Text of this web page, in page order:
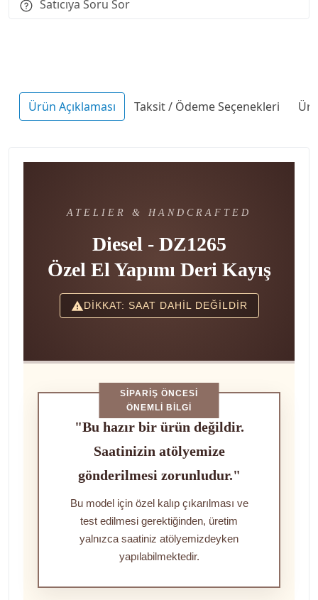
Satıcıya Soru Sor
Ürün Açıklaması Taksit / Ödeme Seçenekleri
ATELIER & HANDCRAFTED
Diesel - DZ1265
Özel El Yapımı Deri Kayış
DİKKAT: SAAT DAHİL DEĞİLDİR
SIPARIŞ ÖNCESI
ÖNEMLI BILGI
"Bu hazır bir ürün değildir.
Saatinizin atölyemize
gönderilmesi zorunludur."
Bu model için özel kalıp çıkarılması ve
test edilmesi gerektiğinden, üretim
yalnızca saatiniz atölyemizdeyken
yapılabilmektedir.